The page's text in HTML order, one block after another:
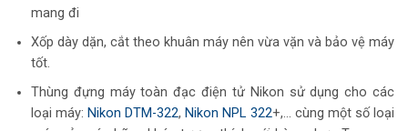
mang đi
Xốp dày dặn, cắt theo khuân máy nên vừa vặn và bảo vệ máy
tốt.
Thùng đựng máy toàn đạc điện tử Nikon sử dụng cho các
loại máy: Nikon DTM-322, Nikon NPL 322+,… cùng một số loại